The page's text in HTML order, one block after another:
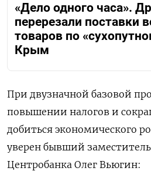
«Дело одного часа».
перерезали поставки
товаров по
Крым
При двузначной базовой
повышении налогов и
добиться экономического
уверен бывший
Центробанка Олег Вьюгин: